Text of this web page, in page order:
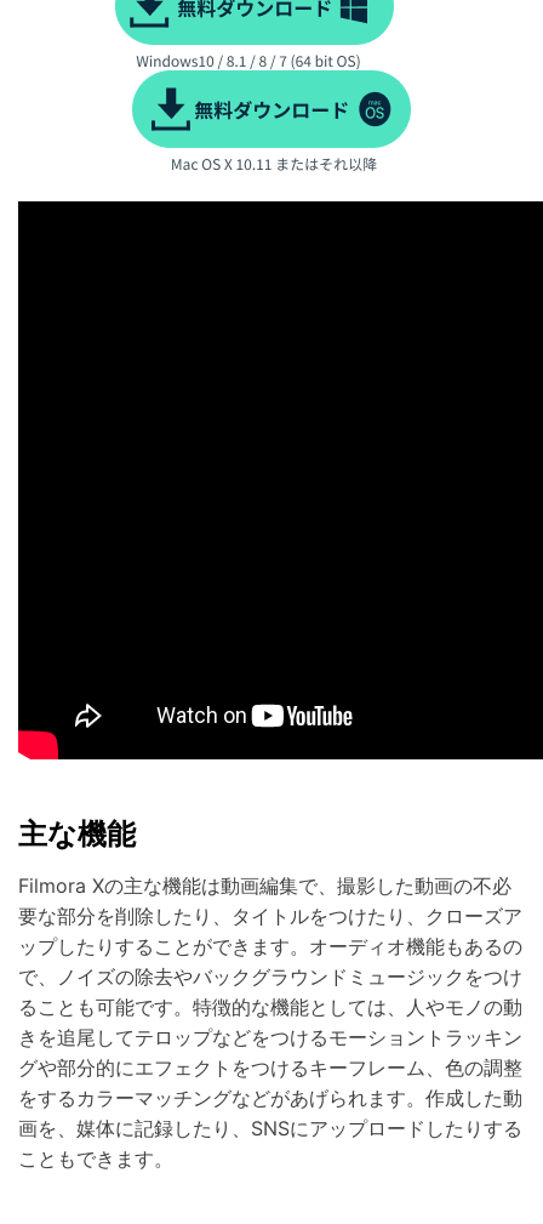
主な機能
Filmora Xの主な機能は動画編集で、撮影した動画の不必
要な部分を削除したり、タイトルをつけたり、クローズア
ップしたりすることができます。オーディオ機能もあるの
で、ノイズの除去やバックグラウンドミュージックをつけ
ることも可能です。特徴的な機能としては、人やモノの動
きを追尾してテロップなどをつけるモーショントラッキン
グや部分的にエフェクトをつけるキーフレーム、色の調整
をするカラーマッチングなどがあげられます。作成した動
画を、媒体に記録したり、SNSにアップロードしたりする
こともできます。